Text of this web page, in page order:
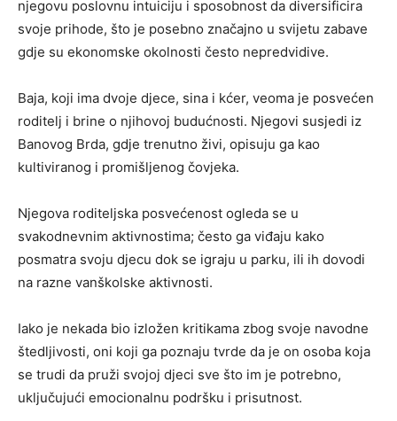
njegovu poslovnu intuiciju i sposobnost da diversificira
svoje prihode, što je posebno značajno u svijetu zabave
gdje su ekonomske okolnosti često nepredvidive.
Baja, koji ima dvoje djece, sina i kćer, veoma je posvećen
roditelj i brine o njihovoj budućnosti. Njegovi susjedi iz
Banovog Brda, gdje trenutno živi, opisuju ga kao
kultiviranog i promišljenog čovjeka.
Njegova roditeljska posvećenost ogleda se u
svakodnevnim aktivnostima; često ga viđaju kako
posmatra svoju djecu dok se igraju u parku, ili ih dovodi
na razne vanškolske aktivnosti.
Iako je nekada bio izložen kritikama zbog svoje navodne
štedljivosti, oni koji ga poznaju tvrde da je on osoba koja
se trudi da pruži svojoj djeci sve što im je potrebno,
uključujući emocionalnu podršku i prisutnost.